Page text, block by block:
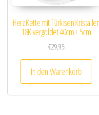
Herz Kette mit Türkisen Kristallen
18K vergoldet 40cm + 5cm
€29,95
In den Warenkorb